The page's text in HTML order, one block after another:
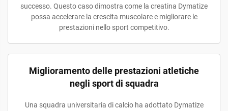
successo. Questo caso dimostra come la creatina Dymatize
possa accelerare la crescita muscolare e migliorare le
prestazioni nello sport competitivo.
Miglioramento delle prestazioni atletiche
negli sport di squadra
Una squadra universitaria di calcio ha adottato Dymatize